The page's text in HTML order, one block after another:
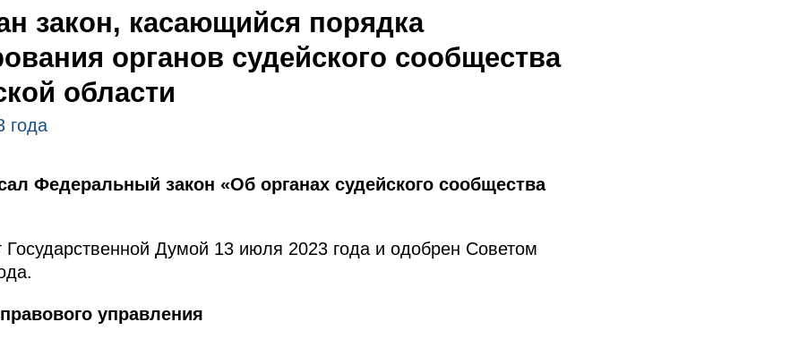
закон, касающийся порядка
органов судейского сообщества
области
года
Федеральный закон «Об органах судейского сообщества
Думой 13 июля 2023 года и одобрен Советом
управления